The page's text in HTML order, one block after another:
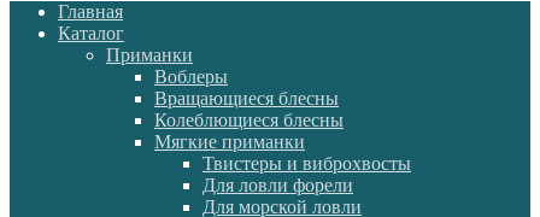
Главная
Каталог
Приманки
Воблеры
Вращающиеся блесны
Колеблющиеся блесны
Мягкие приманки
Твистеры и виброхвосты
Для ловли форели
Для морской ловли